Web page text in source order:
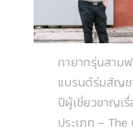
ทายาทรุ่นสาม
แบรนด์ร่มสัญช
ปีผู้เชี่ยวชาญเ
ประเภท – The